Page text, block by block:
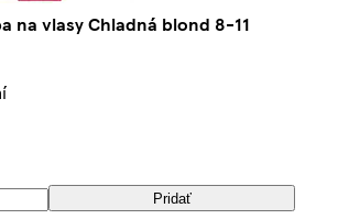
na vlasy Chladná blond 8-11
Pridať